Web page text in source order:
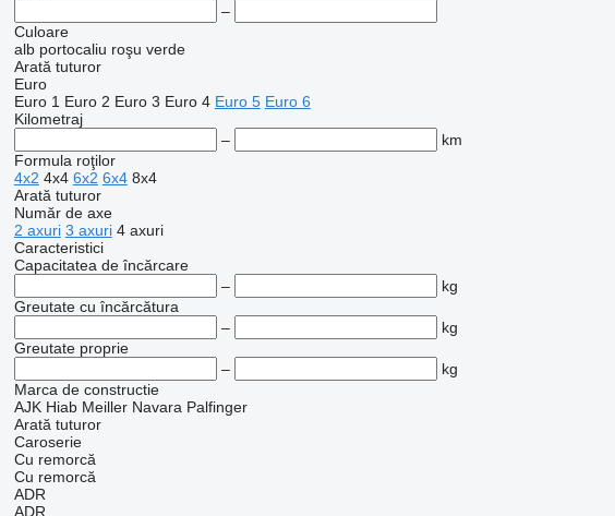
–
Culoare
alb portocaliu roşu verde
Arată tuturor
Euro
Euro 1 Euro 2 Euro 3 Euro 4 Euro 5 Euro 6
Kilometraj
–
km
Formula roţilor
4x2 4x4 6x2 6x4 8x4
Arată tuturor
Număr de axe
2 axuri 3 axuri 4 axuri
Caracteristici
Capacitatea de încărcare
–
kg
Greutate cu încărcătura
–
kg
Greutate proprie
–
kg
Marca de constructie
AJK Hiab Meiller Navara Palfinger
Arată tuturor
Caroserie
Cu remorcă
Cu remorcă
ADR
ADR